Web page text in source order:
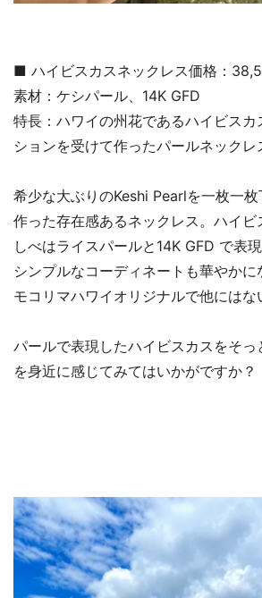
■ ハイビスカスネックレス価格：
素材：ケシパール、14K GFD
特長：ハワイの州花であるハイビスカ
ションを受けて作ったパールネックレ
希少な大ぶりのKeshi Pearlを一枚一
作った存在感あるネックレス。ハイ
しべはライスパールと14K GFD で表
シンプルなコーディネートも華やかに
モコリマハワイオリジナルで他にはな
パールで表現したハイビスカスをそっ
を身近に感じてみてはいかがですか？